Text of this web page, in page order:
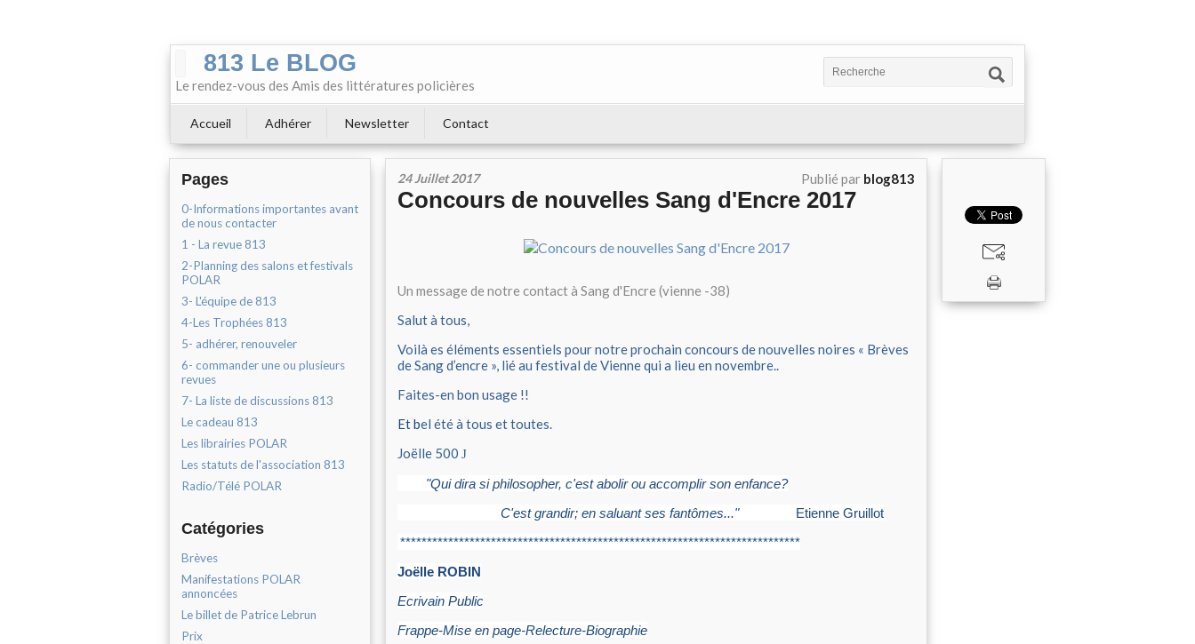
813 Le BLOG
Le rendez-vous des Amis des littératures policières
Accueil Adhérer Newsletter Contact
Pages
0-Informations importantes avant
de nous contacter
1 - La revue 813
2-Planning des salons et festivals
POLAR
3- L'équipe de 813
4-Les Trophées 813
5- adhérer, renouveler
6- commander une ou plusieurs
revues
7- La liste de discussions 813
Le cadeau 813
Les librairies POLAR
Les statuts de l'association 813
Radio/Télé POLAR
Catégories
Brèves
Manifestations POLAR
annoncées
Le billet de Patrice Lebrun
Prix
24 Juillet 2017 Publié par blog813
Concours de nouvelles Sang d'Encre 2017
Un message de notre contact à Sang d'Encre (vienne -38)
Salut à tous,
Voilà es éléments essentiels pour notre prochain concours de nouvelles noires « Brèves
de Sang d’encre », lié au festival de Vienne qui a lieu en novembre..
Faites-en bon usage !!
Et bel été à tous et toutes.
Joëlle 500 J
"Qui dira si philosopher, c'est abolir ou accomplir son enfance?
C'est grandir; en saluant ses fantômes..."Etienne Gruillot
***************************************************************************
Joëlle ROBIN
Ecrivain Public
Frappe-Mise en page-Relecture-Biographie